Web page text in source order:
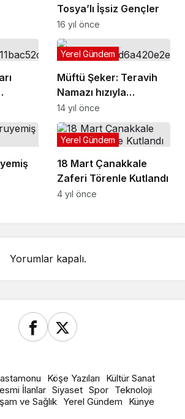
Tosya’lı İşsiz Gençler
16 yıl önce
Müftü Şeker: Teravih
Namazı hızıyla
kılınmamalı
Yerel Gündem
14 yıl önce
18 Mart Çanakkale
Zaferi Törenle Kutlandı
Yerel Gündem
4 yıl önce
Yorumlar kapalı.
Köşe Yazıları
Kültür Sanat
İlanlar Siyaset Spor Teknoloji
ve Sağlık Yerel Gündem
Künye